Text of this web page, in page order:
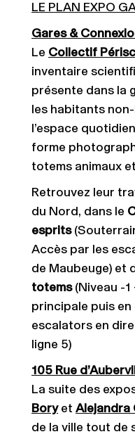
LE PLAN EXPO
Gares &
Le Collectif
inventaire
présente dans la
les habitants
l’espace
forme
totems animaux
Retrouvez leur
du Nord, dans le
esprits
Accès par les
de Maubeuge) et
totems(Niveau -1
principale puis
escalators en
ligne 5)
105 Rue
La suite des
Boryet Alejandra
de la ville tout de